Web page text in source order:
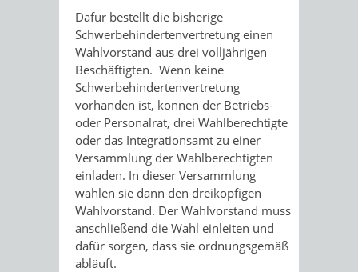
Dafür bestellt die bisherige
Schwerbehindertenvertretung einen
Wahlvorstand aus drei volljährigen
Beschäftigten. Wenn keine
Schwerbehindertenvertretung
vorhanden ist, können der Betriebs-
oder Personalrat, drei Wahlberechtigte
oder das Integrationsamt zu einer
Versammlung der Wahlberechtigten
einladen. In dieser Versammlung
wählen sie dann den dreiköpfigen
Wahlvorstand. Der Wahlvorstand muss
anschließend die Wahl einleiten und
dafür sorgen, dass sie ordnungsgemäß
abläuft.